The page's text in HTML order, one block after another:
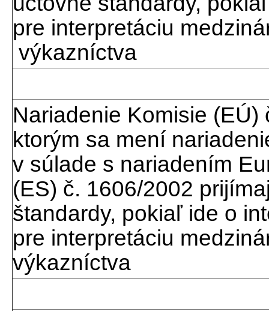
pre interpretáciu
výkazníctva
Nariadenie Komisie (EÚ)
ktorým sa mení
v súlade s nariadením
(ES) č. 1606/2002
štandardy, pokiaľ ide o
pre interpretáciu
výkazníctva